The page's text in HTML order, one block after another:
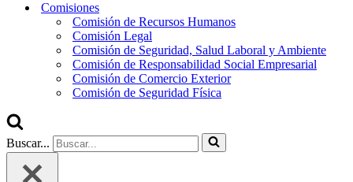
Comisiones
Comisión de Recursos Humanos
Comisión Legal
Comisión de Seguridad, Salud Laboral y Ambiente
Comisión de Responsabilidad Social Empresarial
Comisión de Comercio Exterior
Comisión de Seguridad Física
Buscar...